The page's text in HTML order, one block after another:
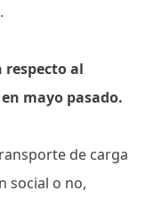
respecto al
mayo pasado.
de carga
social o no,